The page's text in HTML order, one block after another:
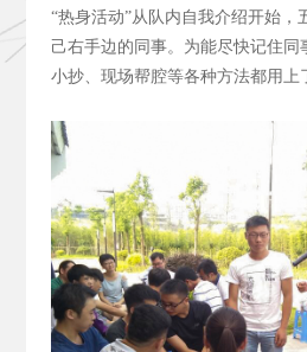
“热身活动”从队内自我介绍开始，
己右手边的同事。为能尽快记住同
小抄、现场帮腔等各种方法都用上